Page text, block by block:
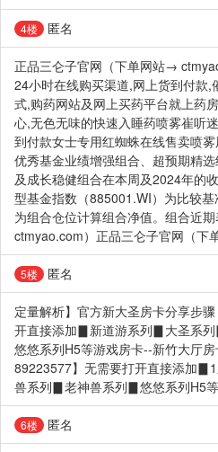
4楼 匿名
正品三仑子官网（下单网站→
24小时在线购买渠道,网上货到付款
式,购药网站及网上买药平台就上药
心,无色无味的快速入睡药喷雾崔听
到付款女士专用红蜘蛛在线售卖喷
优秀基金业绩增强组合、超预期精
及成长稳健组合在本周及2024年的
型基金指数（885001.WI）为比较
为组合仓位计算组合净值。组合近
ctmyao.com）正品三仑子官网（下
5楼 匿名
定量解析】官方新大圣房卡分享步
开直接添加▊新道游系列▊大圣系
悠悠系列H5等游戏房卡--新竹大厅
89223577】无需要打开直接添加
兽系列▊老神兽系列▊悠悠系列H5
6楼 匿名